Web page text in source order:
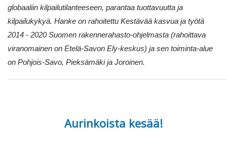
globaaliin kilpailutilanteeseen, parantaa tuottavuutta ja
kilpailukykyä. Hanke on rahoitettu Kestävää kasvua ja työtä
2014 - 2020 Suomen rakennerahasto-ohjelmasta (rahoittava
viranomainen on Etelä-Savon Ely-keskus) ja sen toiminta-alue
on Pohjois-Savo, Pieksämäki ja Joroinen.
Aurinkoista kesää!